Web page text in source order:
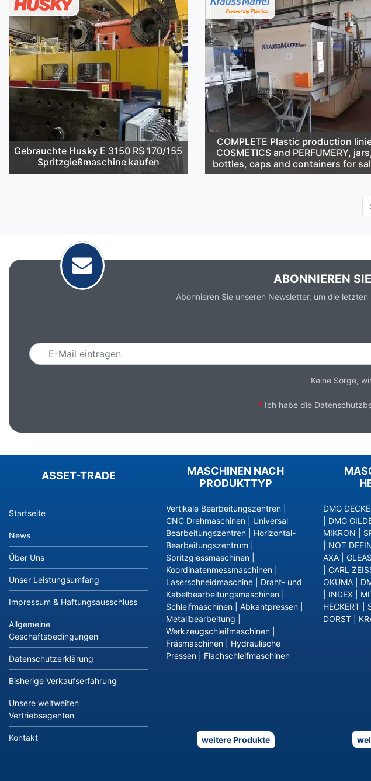
Gebrauchte Husky E 3150 RS 170/155
Spritzgießmaschine kaufen
COMPLETE Plastic production
COSMETICS and PERFUMERY,
bottles, caps and containers for
ABONNIEREN
Abonnieren Sie unseren Newsletter, um die
Keine Sorge,
* Ich habe die
ASSET-TRADE
Startseite
News
Über Uns
Unser Leistungsumfang
Impressum & Haftungsausschluss
Allgemeine
Geschäftsbedingungen
Datenschutzerklärung
Bisherige Verkaufserfahrung
Unsere weltweiten
Vertriebsagenten
Kontakt
MASCHINEN NACH
PRODUKTTYP
Vertikale Bearbeitungszentren
CNC Drehmaschinen
Universal
Bearbeitungszentren
Horizontal-
Bearbeitungszentrum
Spritzgiessmaschinen
Koordinatenmessmaschinen
Laserschneidmaschine
Draht- und
Kabelbearbeitungsmaschinen
Schleifmaschinen
Abkantpressen
Metallbearbeitung
Werkzeugschleifmaschinen
Fräsmaschinen
Hydraulische
Pressen
Flachschleifmaschinen
weitere Produkte
DMG
DMG
MIKRON
NOT
AXA
CARL
OKUMA
INDEX
HECKERT
DORST